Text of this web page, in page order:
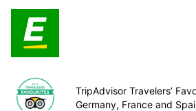
TripAdvisor Travelers’
Germany, France and